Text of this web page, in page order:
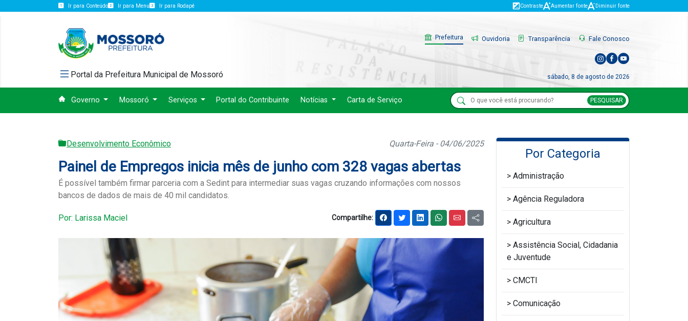
Ir para Conteúdo Ir para Menu Ir para Rodapé Contraste Aumentar fonte Diminuir fonte
Portal da Prefeitura Municipal de Mossoró
Prefeitura Ouvidoria Transparência Fale Conosco
sábado, 8 de agosto de 2026
Governo Mossoró Serviços Portal do Contribuinte Notícias Carta de Serviço PESQUISAR
Desenvolvimento Econômico Quarta-Feira - 04/06/2025
Painel de Empregos inicia mês de junho com 328 vagas abertas
É possível também firmar parceria com a Sedint para intermediar suas vagas cruzando informações com nossos
bancos de dados de mais de 40 mil candidatos.
Por: Larissa Maciel Compartilhe:
Por Categoria
Administração
Agência Reguladora
Agricultura
Assistência Social, Cidadania
e Juventude
CMCTI
Comunicação